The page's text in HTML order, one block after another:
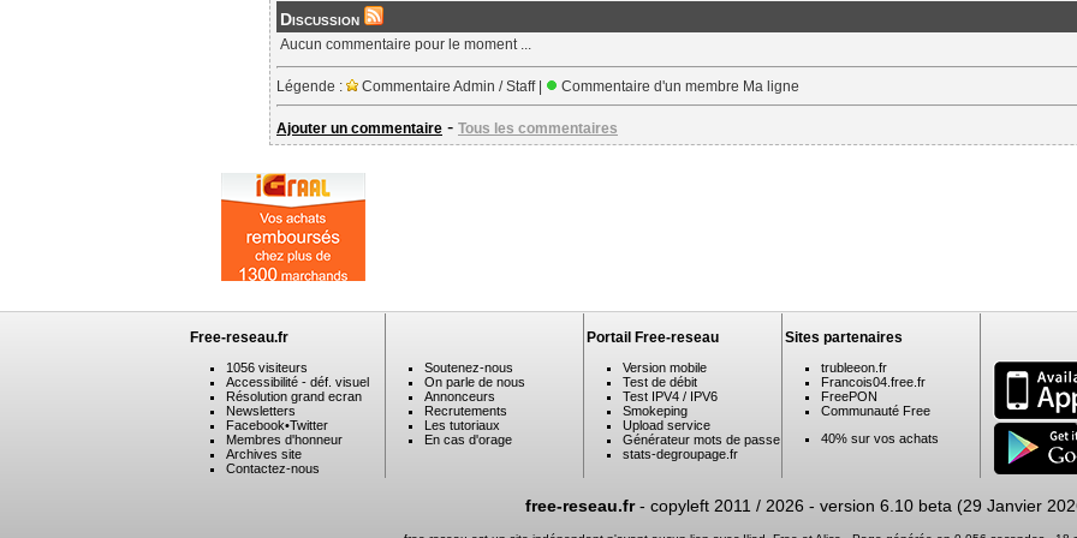
Discussion
Aucun commentaire pour le moment ...
Légende : Commentaire Admin / Staff | Commentaire d'un membre Ma ligne
Ajouter un commentaire - Tous les commentaires
Free-reseau.fr
1056 visiteurs
Accessibilité - déf. visuel
Résolution grand ecran
Newsletters
Facebook•Twitter
Membres d'honneur
Archives site
Contactez-nous
Soutenez-nous
On parle de nous
Annonceurs
Recrutements
Les tutoriaux
En cas d'orage
Portail Free-reseau
Version mobile
Test de débit
Test IPV4 / IPV6
Smokeping
Upload service
Générateur mots de passe
stats-degroupage.fr
Sites partenaires
trubleeon.fr
Francois04.free.fr
FreePON
Communauté Free
40% sur vos achats
free-reseau.fr- copyleft 2011 / 2026 - version 6.10 beta (29 Janvier